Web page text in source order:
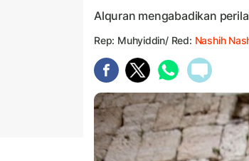
Alquran mengabadikan
Rep: Muhyiddin/ Red: Nashih